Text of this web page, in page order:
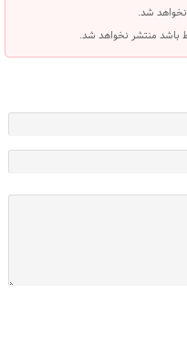
نخواهد شد.
باشد منتشر نخواهد شد.